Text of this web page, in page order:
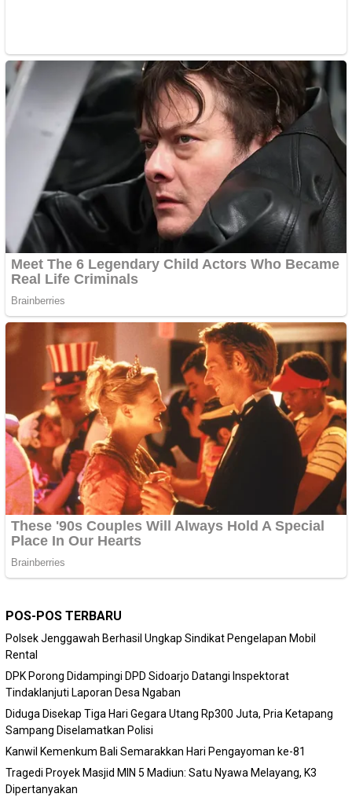
POS-POS TERBARU
Polsek Jenggawah Berhasil Ungkap Sindikat Pengelapan Mobil
Rental
DPK Porong Didampingi DPD Sidoarjo Datangi Inspektorat
Tindaklanjuti Laporan Desa Ngaban
Diduga Disekap Tiga Hari Gegara Utang Rp300 Juta, Pria Ketapang
Sampang Diselamatkan Polisi
Kanwil Kemenkum Bali Semarakkan Hari Pengayoman ke-81
Tragedi Proyek Masjid MIN 5 Madiun: Satu Nyawa Melayang, K3
Dipertanyakan